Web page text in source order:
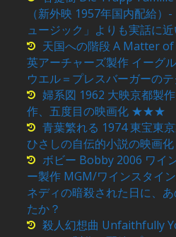
（新外映 1957年国内配給）
ュージック」よりも実話に
天国への階段 A Matter
英アーチャーズ製作 イーグ
ウエル＝プレスバーガーの
婦系図 1962 大映京都製
作、五度目の映画化 ★★★
青葉繁れる 1974 東宝東
ひさしの自伝的小説の映画化
ボビー Bobby 2006 ワイ
ー製作 MGM/ワインスタイ
ネディの暗殺された日に、
たか？
殺人幻想曲 Unfaithfully